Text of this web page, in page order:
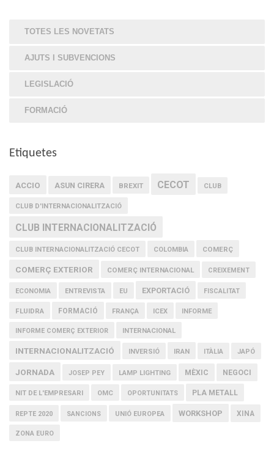
TOTES LES NOVETATS
AJUTS I SUBVENCIONS
LEGISLACIÓ
FORMACIÓ
Etiquetes
ACCIO ASUN CIRERA BREXIT CECOT CLUB
CLUB D'INTERNACIONALITZACIÓ
CLUB INTERNACIONALITZACIÓ
CLUB INTERNACIONALITZACIÓ CECOT COLOMBIA COMERÇ
COMERÇ EXTERIOR COMERÇ INTERNACIONAL CREIXEMENT
ECONOMIA ENTREVISTA EU EXPORTACIÓ FISCALITAT
FLUIDRA FORMACIÓ FRANÇA ICEX INFORME
INFORME COMERÇ EXTERIOR INTERNACIONAL
INTERNACIONALITZACIÓ INVERSIÓ IRAN ITÀLIA JAPÓ
JORNADA JOSEP PEY LAMP LIGHTING MÈXIC NEGOCI
NIT DE L'EMPRESARI OMC OPORTUNITATS PLA METALL
REPTE 2020 SANCIONS UNIÓ EUROPEA WORKSHOP XINA
ZONA EURO